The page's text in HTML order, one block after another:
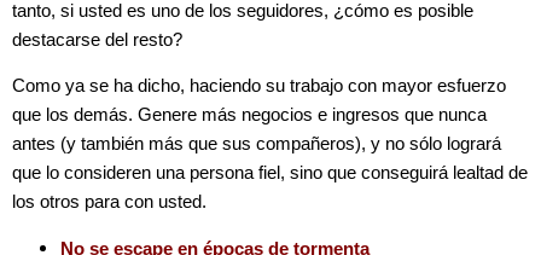
tanto, si usted es uno de los seguidores, ¿cómo es posible
destacarse del resto?
Como ya se ha dicho, haciendo su trabajo con mayor esfuerzo
que los demás. Genere más negocios e ingresos que nunca
antes (y también más que sus compañeros), y no sólo logrará
que lo consideren una persona fiel, sino que conseguirá lealtad de
los otros para con usted.
No se escape en épocas de tormenta